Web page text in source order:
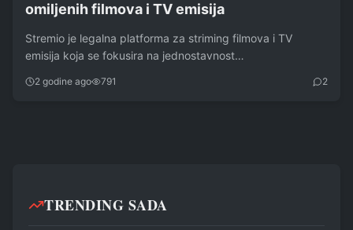
omiljenih filmova i TV emisija
Stremio je legalna platforma za striming filmova i TV
emisija koja se fokusira na jednostavnost…
2 godine ago 791 2
TRENDING SADA